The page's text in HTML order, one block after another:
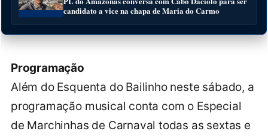
candidato a vice na chapa de Maria do Carmo
Programação
Além do Esquenta do Bailinho neste sábado, a
programação musical conta com o Especial
de Marchinhas de Carnaval todas as sextas e